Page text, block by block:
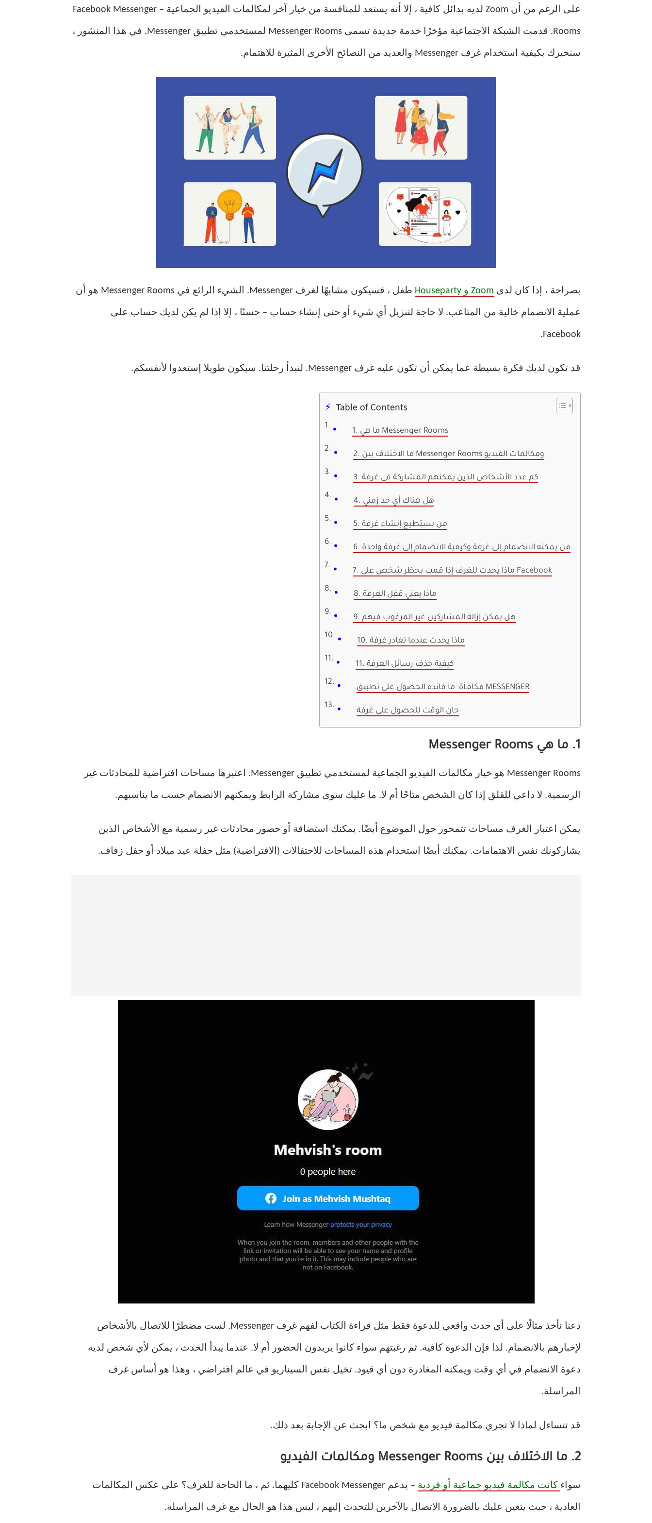
على الرغم من أن Zoom لديه بدائل كافية ، إلا أنه يستعد للمنافسة من خيار آخر لمكالمات الفيديو الجماعية – Facebook Messenger
Rooms. قدمت الشبكة الاجتماعية مؤخرًا خدمة جديدة تسمى Messenger Rooms لمستخدمي تطبيق Messenger. في هذا المنشور ،
سنخبرك بكيفية استخدام غرف Messenger والعديد من النصائح الأخرى المثيرة للاهتمام.
بصراحة ، إذا كان لدى Zoom و Houseparty طفل ، فسيكون مشابهًا لغرف Messenger. الشيء الرائع في Messenger Rooms هو أن
عملية الانضمام خالية من المتاعب. لا حاجة لتنزيل أي شيء أو حتى إنشاء حساب – حسنًا ، إلا إذا لم يكن لديك حساب على
Facebook.
قد تكون لديك فكرة بسيطة عما يمكن أن تكون عليه غرف Messenger. لنبدأ رحلتنا. سيكون طويلا إستعدوا لأنفسكم.
Table of Contents
1. ما هي Messenger Rooms
2. ما الاختلاف بين Messenger Rooms ومكالمات الفيديو
3. كم عدد الأشخاص الذين يمكنهم المشاركة في غرفة
4. هل هناك أي حد زمني
5. من يستطيع إنشاء غرفة
6. من يمكنه الانضمام إلى غرفة وكيفية الانضمام إلى غرفة واحدة
7. ماذا يحدث للغرف إذا قمت بحظر شخص على Facebook
8. ماذا يعني قفل الغرفة
9. هل يمكن إزالة المشاركين غير المرغوب فيهم
10. ماذا يحدث عندما تغادر غرفة
11. كيفية حذف رسائل الغرفة
مكافـأة: ما فائدة الحصول على تطبيق MESSENGER
حان الوقت للحصول على غرفة
1. ما هي Messenger Rooms
Messenger Rooms هو خيار مكالمات الفيديو الجماعية لمستخدمي تطبيق Messenger. اعتبرها مساحات افتراضية للمحادثات غير
الرسمية. لا داعي للقلق إذا كان الشخص متاحًا أم لا. ما عليك سوى مشاركة الرابط ويمكنهم الانضمام حسب ما يناسبهم.
يمكن اعتبار الغرف مساحات تتمحور حول الموضوع أيضًا. يمكنك استضافة أو حضور محادثات غير رسمية مع الأشخاص الذين
يشاركونك نفس الاهتمامات. يمكنك أيضًا استخدام هذه المساحات للاحتفالات (الافتراضية) مثل حفلة عيد ميلاد أو حفل زفاف.
دعنا نأخذ مثالًا على أي حدث واقعي للدعوة فقط مثل قراءة الكتاب لفهم غرف Messenger. لست مضطرًا للاتصال بالأشخاص
لإخبارهم بالانضمام. لذا فإن الدعوة كافية. ثم رغبتهم سواء كانوا يريدون الحضور أم لا. عندما يبدأ الحدث ، يمكن لأي شخص لديه
دعوة الانضمام في أي وقت ويمكنه المغادرة دون أي قيود. تخيل نفس السيناريو في عالم افتراضي ، وهذا هو أساس غرف
المراسلة.
قد تتساءل لماذا لا تجري مكالمة فيديو مع شخص ما؟ ابحث عن الإجابة بعد ذلك.
2. ما الاختلاف بين Messenger Rooms ومكالمات الفيديو
سواء كانت مكالمة فيديو جماعية أو فردية – يدعم Facebook Messenger كليهما. ثم ، ما الحاجة للغرف؟ على عكس المكالمات
العادية ، حيث يتعين عليك بالضرورة الاتصال بالآخرين للتحدث إليهم ، ليس هذا هو الحال مع غرف المراسلة.